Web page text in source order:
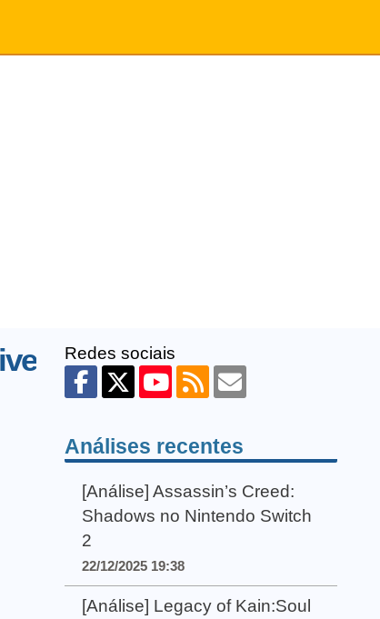
Redes sociais
Análises recentes
[Análise] Assassin’s Creed:
Shadows no Nintendo Switch
2
22/12/2025 19:38
[Análise] Legacy of Kain:Soul